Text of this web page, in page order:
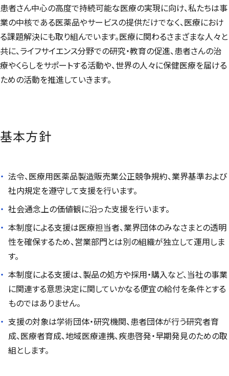
患者さん中心の高度で持続可能な医療の実現に向け、私たちは事
業の中核である医薬品やサービスの提供だけでなく、医療におけ
る課題解決にも取り組んでいます。医療に関わるさまざまな人々と
共に、ライフサイエンス分野での研究・教育の促進、患者さんの治
療やくらしをサポートする活動や、世界の人々に保健医療を届ける
ための活動を推進していきます。
基本方針
法令、医療用医薬品製造販売業公正競争規約、業界基準および
社内規定を遵守して支援を行います。
社会通念上の価値観に沿った支援を行います。
本制度による支援は医療担当者、業界団体のみなさまとの透明
性を確保するため、営業部門とは別の組織が独立して運用しま
す。
本制度による支援は、製品の処方や採用・購入など、当社の事業
に関連する意思決定に関していかなる便宜の給付を条件とする
ものではありません。
支援の対象は学術団体・研究機関、患者団体が行う研究者育
成、医療者育成、地域医療連携、疾患啓発・早期発見のための取
組とします。